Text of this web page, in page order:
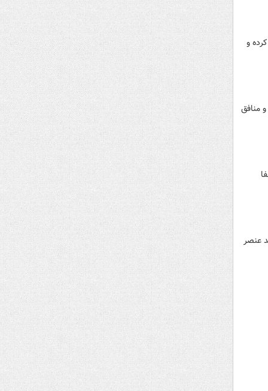
و
منافق
عنصر